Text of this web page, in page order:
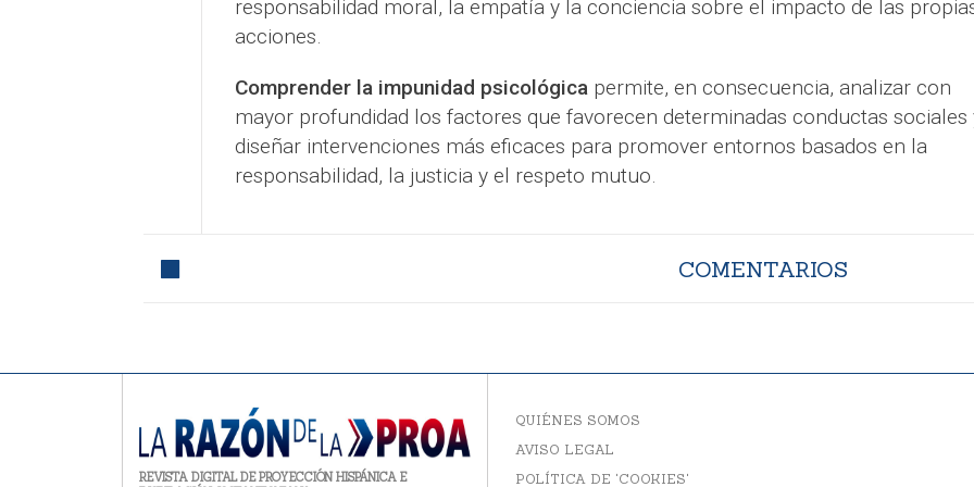
responsabilidad moral, la empatía y la conciencia sobre el impacto de las
acciones.
Comprender la impunidad psicológicapermite, en consecuencia, analizar con
mayor profundidad los factores que favorecen determinadas conductas sociales
diseñar intervenciones más eficaces para promover entornos basados en la
responsabilidad, la justicia y el respeto mutuo.
COMENTARIOS
REVISTA DIGITAL DE PROYECCIÓN HISPÁNICA E
QUIÉNES SOMOS
AVISO LEGAL
POLÍTICA DE 'COOKIES'